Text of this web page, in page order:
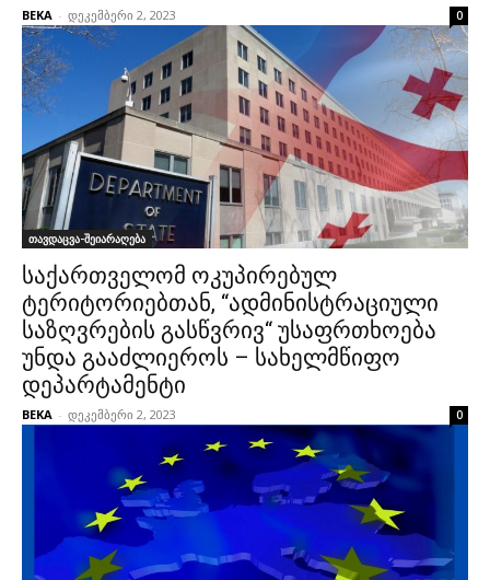
BEKA - დეკემბერი 2, 2023 0
თავდაცვა-შეიარაღება
საქართველომ ოკუპირებულ
ტერიტორიებთან, “ადმინისტრაციული
საზღვრების გასწვრივ“ უსაფრთხოება
უნდა გააძლიეროს – სახელმწიფო
დეპარტამენტი
BEKA - დეკემბერი 2, 2023 0